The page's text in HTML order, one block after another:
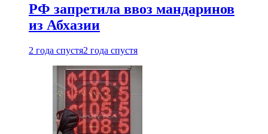
РФ запретила ввоз мандаринов
из Абхазии
2 года спустя2 года спустя